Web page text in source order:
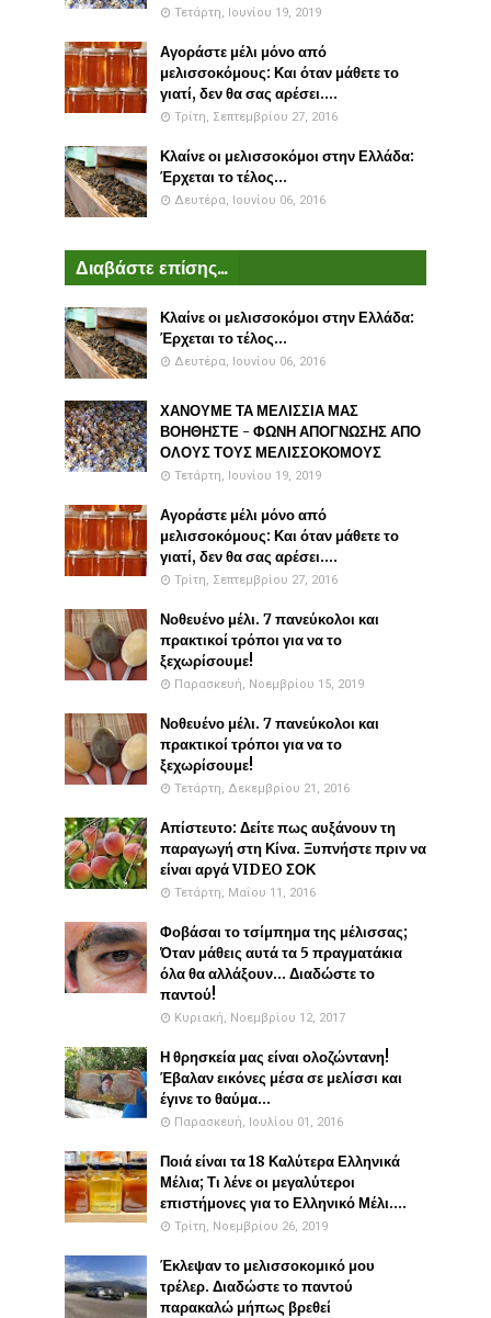
Τετάρτη, Ιουνίου 19, 2019
Αγοράστε μέλι μόνο από
μελισσοκόμους: Και όταν μάθετε το
γιατί, δεν θα σας αρέσει....
Τρίτη, Σεπτεμβρίου 27, 2016
Κλαίνε οι μελισσοκόμοι στην Ελλάδα:
Έρχεται το τέλος...
Δευτέρα, Ιουνίου 06, 2016
Διαβάστε επίσης...
Κλαίνε οι μελισσοκόμοι στην Ελλάδα:
Έρχεται το τέλος...
Δευτέρα, Ιουνίου 06, 2016
ΧΑΝΟΥΜΕ ΤΑ ΜΕΛΙΣΣΙΑ ΜΑΣ
ΒΟΗΘΗΣΤΕ - ΦΩΝΗ ΑΠΟΓΝΩΣΗΣ ΑΠΟ
ΟΛΟΥΣ ΤΟΥΣ ΜΕΛΙΣΣΟΚΟΜΟΥΣ
Τετάρτη, Ιουνίου 19, 2019
Αγοράστε μέλι μόνο από
μελισσοκόμους: Και όταν μάθετε το
γιατί, δεν θα σας αρέσει....
Τρίτη, Σεπτεμβρίου 27, 2016
Νοθευένο μέλι. 7 πανεύκολοι και
πρακτικοί τρόποι για να το
ξεχωρίσουμε!
Παρασκευή, Νοεμβρίου 15, 2019
Νοθευένο μέλι. 7 πανεύκολοι και
πρακτικοί τρόποι για να το
ξεχωρίσουμε!
Τετάρτη, Δεκεμβρίου 21, 2016
Απίστευτο: Δείτε πως αυξάνουν τη
παραγωγή στη Κίνα. Ξυπνήστε πριν να
είναι αργά VIDEO ΣΟΚ
Τετάρτη, Μαΐου 11, 2016
Φοβάσαι το τσίμπημα της μέλισσας;
Όταν μάθεις αυτά τα 5 πραγματάκια
όλα θα αλλάξουν... Διαδώστε το
παντού!
Κυριακή, Νοεμβρίου 12, 2017
Η θρησκεία μας είναι ολοζώντανη!
Έβαλαν εικόνες μέσα σε μελίσσι και
έγινε το θαύμα...
Παρασκευή, Ιουλίου 01, 2016
Ποιά είναι τα 18 Καλύτερα Ελληνικά
Μέλια; Τι λένε οι μεγαλύτεροι
επιστήμονες για το Ελληνικό Μέλι....
Τρίτη, Νοεμβρίου 26, 2019
Έκλεψαν το μελισσοκομικό μου
τρέλερ. Διαδώστε το παντού
παρακαλώ μήπως βρεθεί